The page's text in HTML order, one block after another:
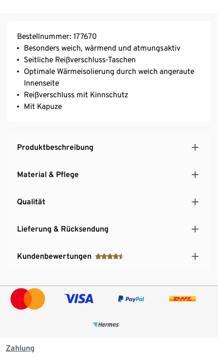
Bestellnummer: 177670
Besonders weich, wärmend und atmungsaktiv
Seitliche Reißverschluss-Taschen
Optimale Wärmeisolierung durch weich angeraute
Innenseite
Reißverschluss mit Kinnschutz
Mit Kapuze
Produktbeschreibung
Material & Pflege
Qualität
Lieferung & Rücksendung
Kundenbewertungen
Zahlung